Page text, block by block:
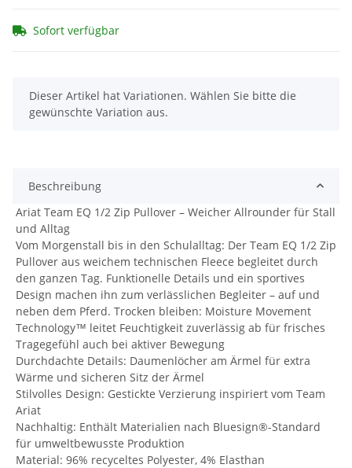
Sofort verfügbar
x
Dieser Artikel hat Variationen. Wählen Sie bitte die
gewünschte Variation aus.
Beschreibung
Ariat Team EQ 1/2 Zip Pullover – Weicher Allrounder für Stall
und Alltag
Vom Morgenstall bis in den Schulalltag: Der Team EQ 1/2 Zip
Pullover aus weichem technischen Fleece begleitet durch
den ganzen Tag. Funktionelle Details und ein sportives
Design machen ihn zum verlässlichen Begleiter – auf und
neben dem Pferd. Trocken bleiben: Moisture Movement
Technology™ leitet Feuchtigkeit zuverlässig ab für frisches
Tragegefühl auch bei aktiver Bewegung
Durchdachte Details: Daumenlöcher am Ärmel für extra
Wärme und sicheren Sitz der Ärmel
Stilvolles Design: Gestickte Verzierung inspiriert vom Team
Ariat
Nachhaltig: Enthält Materialien nach Bluesign®-Standard
für umweltbewusste Produktion
Material: 96% recyceltes Polyester, 4% Elasthan